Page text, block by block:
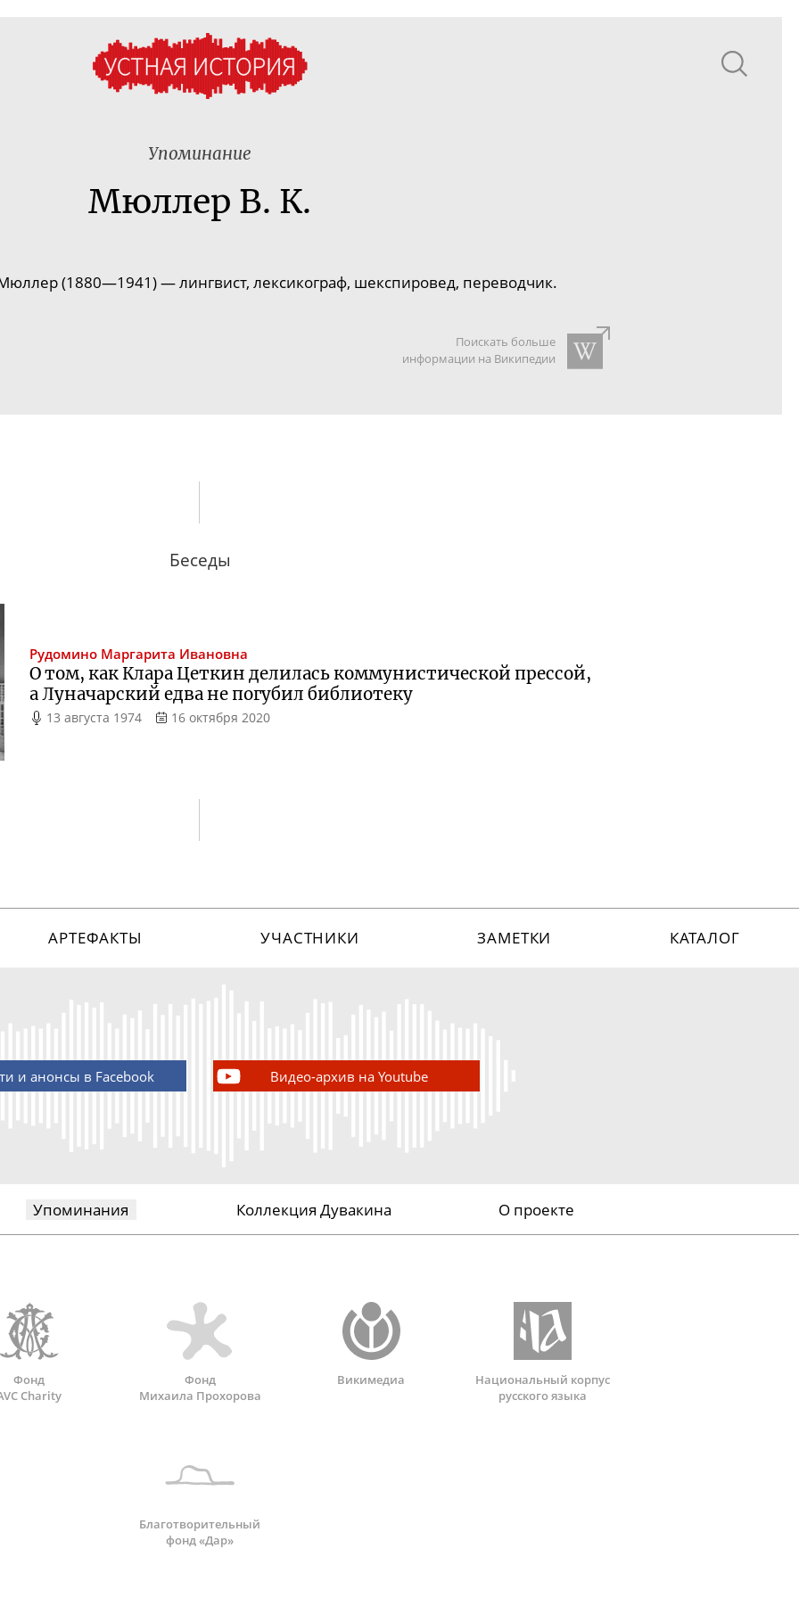
Упоминание
Мюллер В. К.
(1880—1941) — лингвист, лексикограф, шекспировед, переводчик.
Поискать больше
информации на Википедии
Беседы
Рудомино Маргарита Ивановна
О том, как Клара Цеткин делилась коммунистической прессой,
а Луначарский едва не погубил библиотеку
13 августа 1974 16 октября 2020
АРТЕФАКТЫ УЧАСТНИКИ ЗАМЕТКИ КАТАЛОГ
и анонсы в Facebook Видео-архив на Youtube
Упоминания Коллекция Дувакина О проекте
Фонд
Charity
Фонд
Михаила Прохорова
Викимедиа
Национальный корпус
русского языка
Благотворительный
фонд «Дар»